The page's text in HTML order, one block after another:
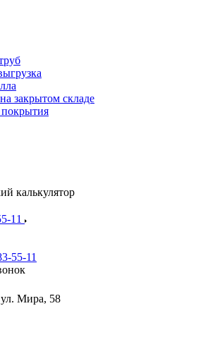
закрытом складе
калькулятор
11
55-11
Мира, 58